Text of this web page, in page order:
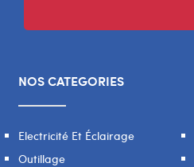
NOS CATEGORIES
Electricité Et Éclairage
Outillage